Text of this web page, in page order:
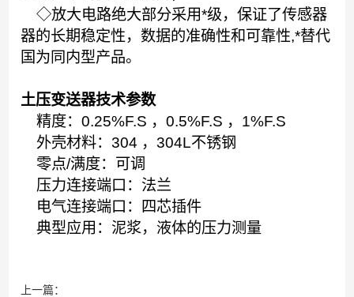
◇放大电路绝大部分采用*级，保证了传感器
器的长期稳定性，数据的准确性和可靠性,*替代
国为同内型产品。
土压变送器技术参数
精度：0.25%F.S ，0.5%F.S ，1%F.S
外壳材料：304 ，304L不锈钢
零点/满度：可调
压力连接端口：法兰
电气连接端口：四芯插件
典型应用：泥浆，液体的压力测量
上一篇：